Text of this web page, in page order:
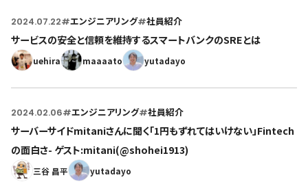
2024.07.22#エンジニアリング#社員紹介
サービスの安全と信頼を維持するスマートバンクのSREとは
uehira maaaato yutadayo
2024.02.06#エンジニアリング#社員紹介
サーバーサイドmitaniさんに聞く「1円もずれてはいけない」Fintech
の面白さ- ゲスト:mitani(@shohei1913)
三谷 昌平 yutadayo